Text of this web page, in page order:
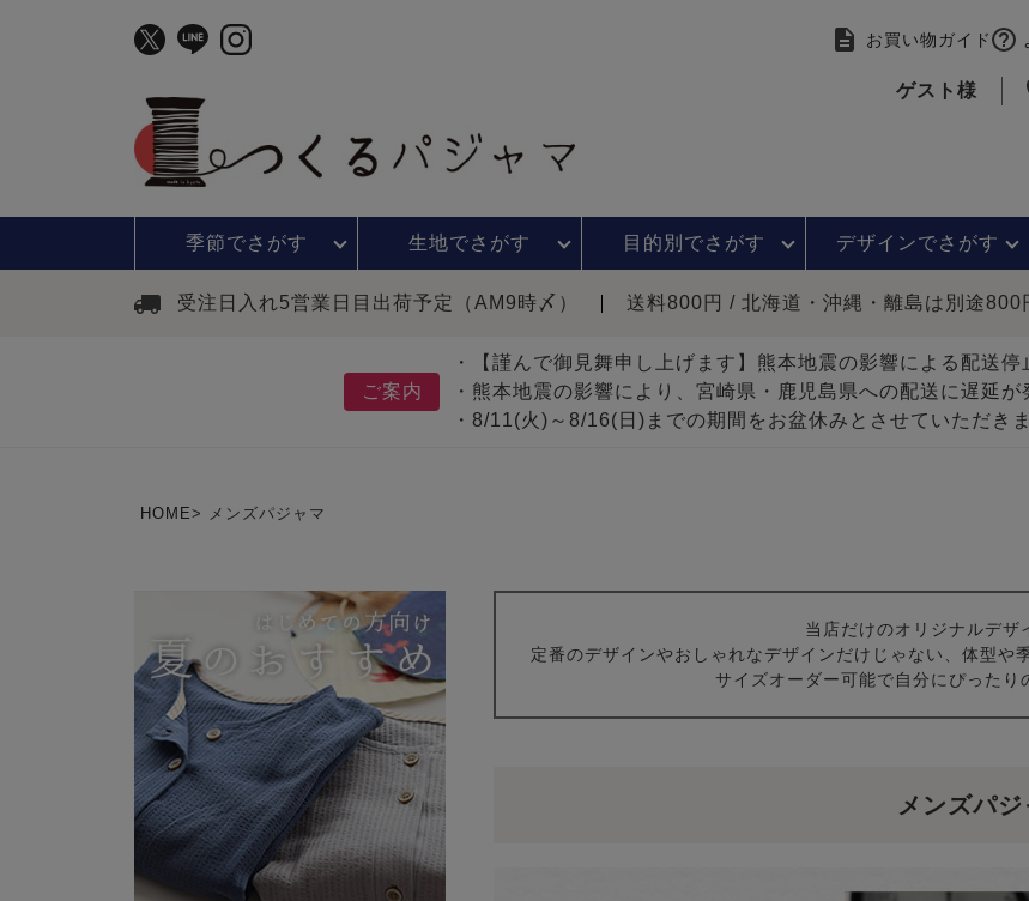
お買い物ガイド
ゲスト様
季節でさがす 生地でさがす 目的別でさがす デザインでさがす
受注日入れ5営業日目出荷予定（AM9時〆） 送料800円 / 北海道・沖縄・離島は別途800
ご案内
・【謹んで御見舞申し上げます】熊本地震の影響による配送
・熊本地震の影響により、宮崎県・鹿児島県への配送に遅延が
・8/11(火)～8/16(日)までの期間をお盆休みとさせていただき
HOME メンズパジャマ
当店だけのオリジナルデザ
定番のデザインやおしゃれなデザインだけじゃない、体型や
サイズオーダー可能で自分にぴったり
メンズパジ